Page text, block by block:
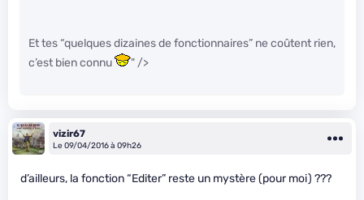
Et tes “quelques dizaines de fonctionnaires” ne coûtent rien,
c’est bien connu
" />
vizir67
Le 09/04/2016 à 09h26
d’ailleurs, la fonction “Editer” reste un mystère (pour moi) ???